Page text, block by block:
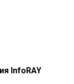
InfoRAY